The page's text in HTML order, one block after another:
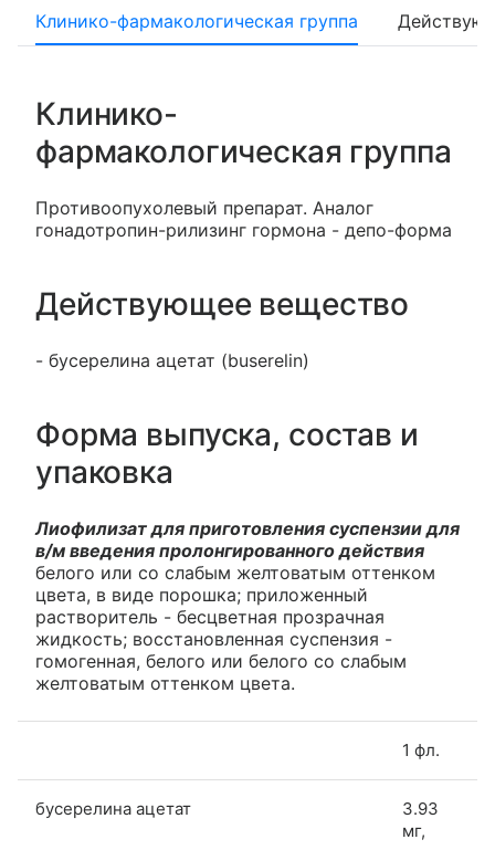
Клинико-фармакологическая группа
Клинико-
фармакологическая группа
Противоопухолевый препарат. Аналог
гонадотропин-рилизинг гормона - депо-форма
Действующее вещество
- бусерелина ацетат (buserelin)
Форма выпуска, состав и
упаковка
Лиофилизат для приготовления суспензии для
в/м введения пролонгированного действия
белого или со слабым желтоватым оттенком
цвета, в виде порошка; приложенный
растворитель - бесцветная прозрачная
жидкость; восстановленная суспензия -
гомогенная, белого или белого со слабым
желтоватым оттенком цвета.
1 фл.
бусерелина ацетат
3.93
мг,